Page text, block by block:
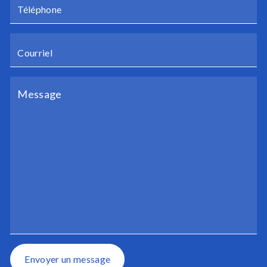
Envoyer un message